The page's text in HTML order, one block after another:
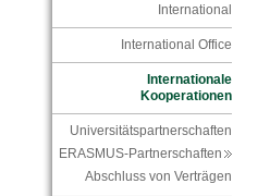
International
International Office
Internationale
Kooperationen
Universitätspartnerschaften
ERASMUS-Partnerschaften
Abschluss von Verträgen